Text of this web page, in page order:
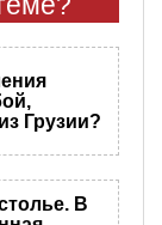
Грузии?
В